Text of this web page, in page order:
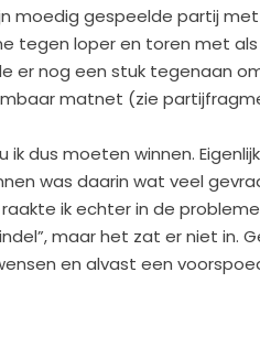
moedig gespeelde partij
tegen loper en toren met
er nog een stuk tegenaan
matnet (zie
dus moeten winnen.
was daarin wat veel
ik echter in de
maar het zat er niet in.
en alvast een